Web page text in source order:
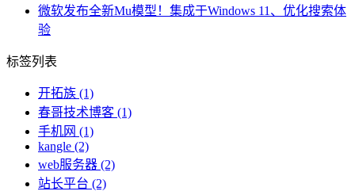
微软发布全新Mu模型！集成于Windows 11、优化搜索体
验
标签列表
开拓族 (1)
春哥技术博客 (1)
手机网 (1)
kangle (2)
web服务器 (2)
站长平台 (2)